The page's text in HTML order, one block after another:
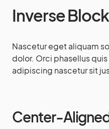
Inverse
Nascetur eget aliquam
dolor. Orci phasellus
adipiscing nascetur sit
Center-